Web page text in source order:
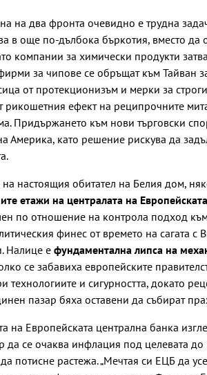
на два фронта очевидно е трудна
в още по-дълбока бъркотия, вместо да
компании за химически продукти
за чипове се обръщат към Тайван
от протекционизъм и мерки за
рикошетния ефект на реципрочните
Придържането към нови търговски
като решение рискува да
настоящия обитател на Белия дом,
етажи на централата на
по отношение на контрола подход към
финес от времето на сагата с
Налице е фундаментална липса на
се забавиха европейските
технологиите и сигурността, докато
пазар бяха оставени да събират
на Европейската централна банка
да се очаква инфлация под целевата
потисне растежа. „Мечтая си ЕЦБ да